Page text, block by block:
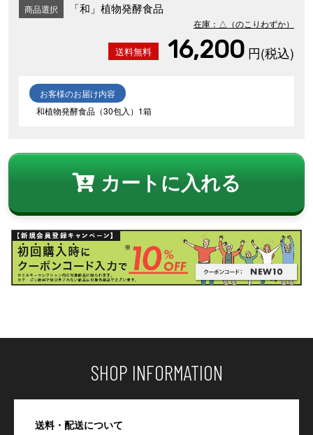
商品選択 「和」植物発酵食品
在庫：△（のこりわずか）
16,200 円(税込)
お客様のお届け内容
和植物発酵食品（30包入）1箱
SHOP INFORMATION
送料・配送について